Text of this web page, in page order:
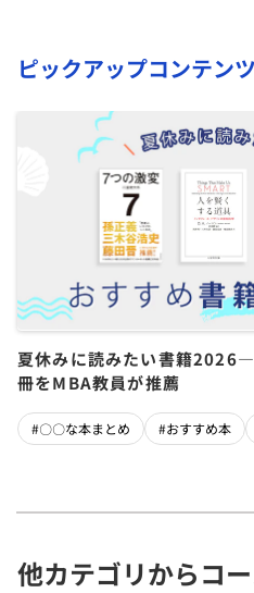
ピックアップコンテンツ
夏休みに読みたい書籍
冊をMBA教員が推薦
#〇〇な本まとめ #おすすめ本
他カテゴリからコ